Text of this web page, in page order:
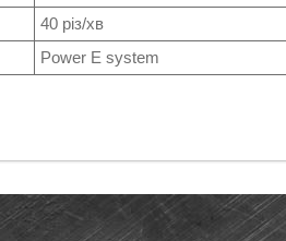
40 різ/хв
Power E system